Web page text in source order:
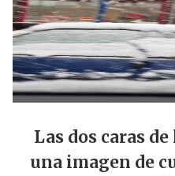
Las dos caras
una imagen de